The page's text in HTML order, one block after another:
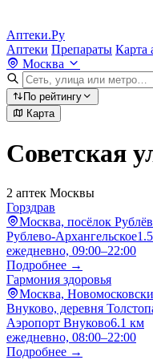
Аптеки.Ру
Аптеки Препараты Карта
Москва
По рейтингу
Карта
Советская
2 аптек Москвы
Горздрав
Москва, посёлок
Рублево-Архангельское
ежедневно, 09:00–22:00
Подробнее →
Гармония здоровья
Москва,
Внуково, деревня
Аэропорт Внуково6.1 км
ежедневно, 08:00–22:00
Подробнее →